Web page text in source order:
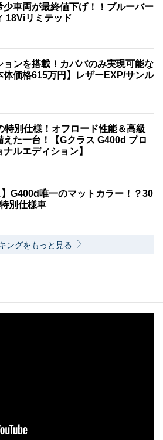
少車両が最終値下げ！！ブルーバー
18Viリミテッド
ョンを搭載！カババのみ実現可能な
体価格615万円】レザーEXP/サンル
特別仕様！オフロード性能＆高級
えた一台！【Gクラス G400d プロ
ルエディション】
】G400d唯一のマットカラー！？30
別仕様車
ングをもっと見る